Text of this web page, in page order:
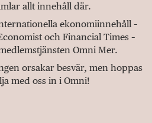
allt innehåll där.
ekonomiinnehåll –
och Financial Times –
Omni Mer.
orsakar besvär, men hoppas
med oss in i Omni!